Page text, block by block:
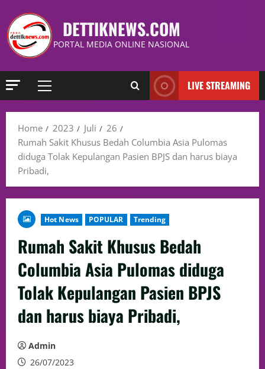
DETTIKNEWS.COM
PORTAL MEDIA ONLINE NASIONAL
LIVE STREAMING
Home 2023 Juli
26
Rumah Sakit Khusus Bedah Columbia Asia Pulomas
diduga Tolak Kepulangan Pasien BPJS dan harus biaya
Pribadi,
Hot News POPULAR Trending
Rumah Sakit Khusus Bedah
Columbia Asia Pulomas diduga
Tolak Kepulangan Pasien BPJS
dan harus biaya Pribadi,
Admin
26/07/2023